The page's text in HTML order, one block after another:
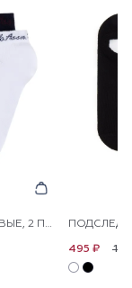
НОСКИ ХЛОПКОВЫЕ, 2 ПАРЫ
1
495 ₽